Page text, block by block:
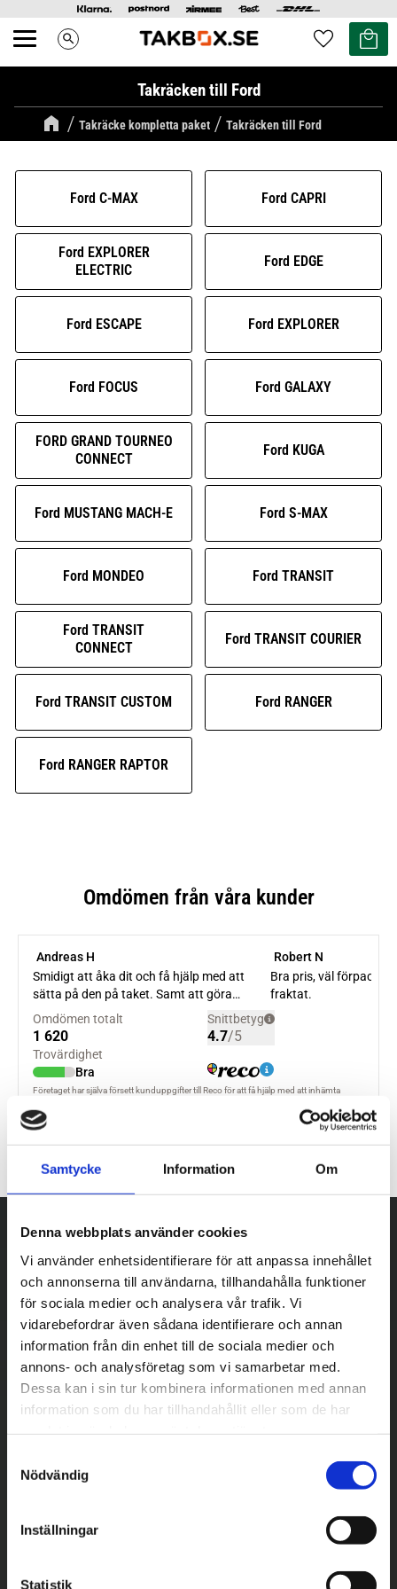
Samtycke Information Om
Denna webbplats använder cookies
Vi använder enhetsidentifierare för att anpassa innehållet
och annonserna till användarna, tillhandahålla funktioner
för sociala medier och analysera vår trafik. Vi
vidarebefordrar även sådana identifierare och annan
information från din enhet till de sociala medier och
annons- och analysföretag som vi samarbetar med.
Dessa kan i sin tur kombinera informationen med annan
information som du har tillhandahållit eller som de har
Nödvändig
Inställningar
Statistik
Meny search Favoriter
Kundvagn
Takräcken till Ford
Takräcke kompletta paket Takräcken till Ford
Ford C-MAX Ford CAPRI
Ford EXPLORER
ELECTRIC
Ford EDGE
Ford ESCAPE Ford EXPLORER
Ford FOCUS Ford GALAXY
FORD GRAND TOURNEO
CONNECT
Ford KUGA
Ford MUSTANG MACH-E Ford S-MAX
Ford MONDEO Ford TRANSIT
Ford TRANSIT
CONNECT
Ford TRANSIT COURIER
Ford TRANSIT CUSTOM Ford RANGER
Ford RANGER RAPTOR